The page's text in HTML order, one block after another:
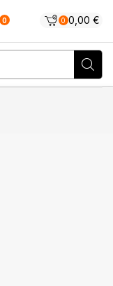
0 0 0,00 €